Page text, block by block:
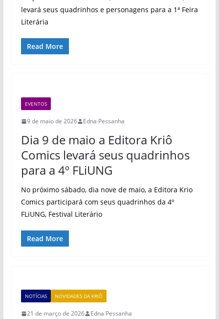
levará seus quadrinhos e personagens para a 1ª Feira
Literária
Read More
EVENTOS
9 de maio de 2026 Edna Pessanha
Dia 9 de maio a Editora Kriô
Comics levará seus quadrinhos
para a 4º FLiUNG
No próximo sábado, dia nove de maio, a Editora Krio
Comics participará com seus quadrinhos da 4º
FLiUNG, Festival Literário
Read More
NOTÍCIAS NOVIDADES DA KRIÔ
21 de março de 2026 Edna Pessanha